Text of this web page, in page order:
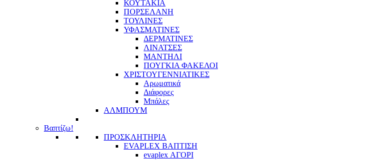
ΚΟΥΤΑΚΙΑ
ΠΟΡΣΕΛΑΝΗ
ΤΟΥΛΙΝΕΣ
ΥΦΑΣΜΑΤΙΝΕΣ
ΔΕΡΜΑΤΙΝΕΣ
ΛΙΝΑΤΣΕΣ
ΜΑΝΤΗΛΙ
ΠΟΥΓΚΙΑ ΦΑΚΕΛΟΙ
ΧΡΙΣΤΟΥΓΕΝΝΙΑΤΙΚΕΣ
Αρωματικά
Διάφορες
Μπάλες
ΑΛΜΠΟΥΜ
Βαπτίζω!
ΠΡΟΣΚΛΗΤΗΡΙΑ
EVAPLEX ΒΑΠΤΙΣΗ
evaplex ΑΓΟΡΙ